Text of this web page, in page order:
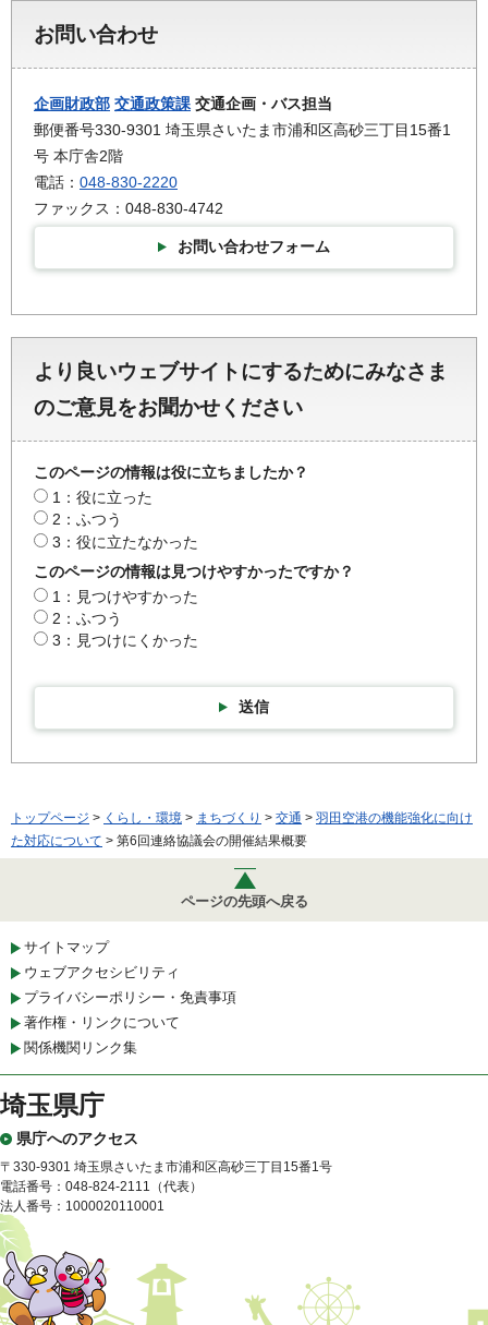
お問い合わせ
企画財政部 交通政策課 交通企画・バス担当
郵便番号330-9301 埼玉県さいたま市浦和区高砂三丁目15番1
号 本庁舎2階
電話： 048-830-2220
ファックス：048-830-4742
お問い合わせフォーム
より良いウェブサイトにするためにみなさま
のご意見をお聞かせください
このページの情報は役に立ちましたか？
1：役に立った
2：ふつう
3：役に立たなかった
このページの情報は見つけやすかったですか？
1：見つけやすかった
2：ふつう
3：見つけにくかった
送信
トップページ > くらし・環境 > まちづくり > 交通 > 羽田空港の機能強化に向け
た対応について > 第6回連絡協議会の開催結果概要
ページの先頭へ戻る
サイトマップ
ウェブアクセシビリティ
プライバシーポリシー・免責事項
著作権・リンクについて
関係機関リンク集
埼玉県庁
県庁へのアクセス
〒330-9301 埼玉県さいたま市浦和区高砂三丁目15番1号
電話番号：048-824-2111（代表）
法人番号：1000020110001